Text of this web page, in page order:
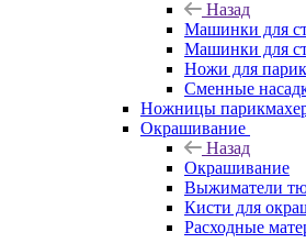
Назад
Машинки для
Машинки для
Ножи для
Сменные
Ножницы
Окрашивание
Назад
Окрашивание
Выжиматели
Кисти для
Расходные